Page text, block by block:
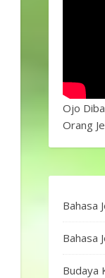
Ojo
Orang
Bahasa
Bahasa
Budaya